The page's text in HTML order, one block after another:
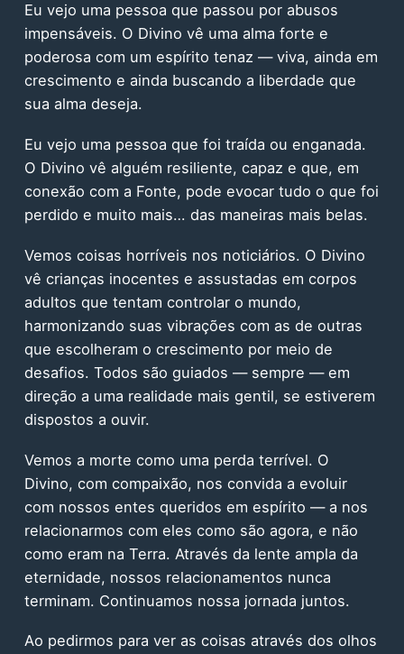
Eu vejo uma pessoa que passou por abusos
impensáveis. O Divino vê uma alma forte e
poderosa com um espírito tenaz — viva, ainda em
crescimento e ainda buscando a liberdade que
sua alma deseja.
Eu vejo uma pessoa que foi traída ou enganada.
O Divino vê alguém resiliente, capaz e que, em
conexão com a Fonte, pode evocar tudo o que foi
perdido e muito mais… das maneiras mais belas.
Vemos coisas horríveis nos noticiários. O Divino
vê crianças inocentes e assustadas em corpos
adultos que tentam controlar o mundo,
harmonizando suas vibrações com as de outras
que escolheram o crescimento por meio de
desafios. Todos são guiados — sempre — em
direção a uma realidade mais gentil, se estiverem
dispostos a ouvir.
Vemos a morte como uma perda terrível. O
Divino, com compaixão, nos convida a evoluir
com nossos entes queridos em espírito — a nos
relacionarmos com eles como são agora, e não
como eram na Terra. Através da lente ampla da
eternidade, nossos relacionamentos nunca
terminam. Continuamos nossa jornada juntos.
Ao pedirmos para ver as coisas através dos olhos